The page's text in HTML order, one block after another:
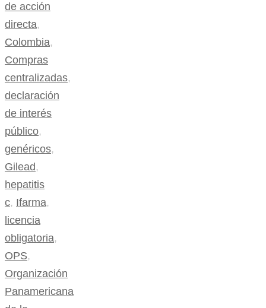
de acción
directa,
Colombia,
Compras
centralizadas,
declaración
de interés
público,
genéricos,
Gilead ,
hepatitis
c, Ifarma,
licencia
obligatoria,
OPS,
Organización
Panamericana